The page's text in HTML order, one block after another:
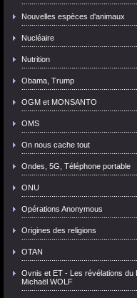
Nouvelles espèces d'animaux
Nucléaire
Nutrition
Obama, Trump
OGM et MONSANTO
OMS
On nous cache tout
Ondes, 5G, Téléphone portable
ONU
Opérations Anonymous
Origines des religions
OTAN
Ovnis et ET - Les révélations du
Michaël WOLF